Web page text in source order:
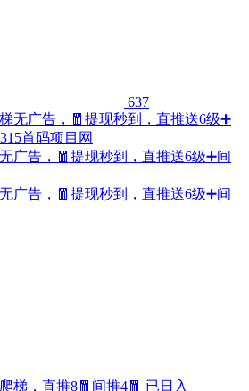
637
广告，🧧提现秒到，直推送6级➕间
广告，🧧提现秒到，直推送6级➕间